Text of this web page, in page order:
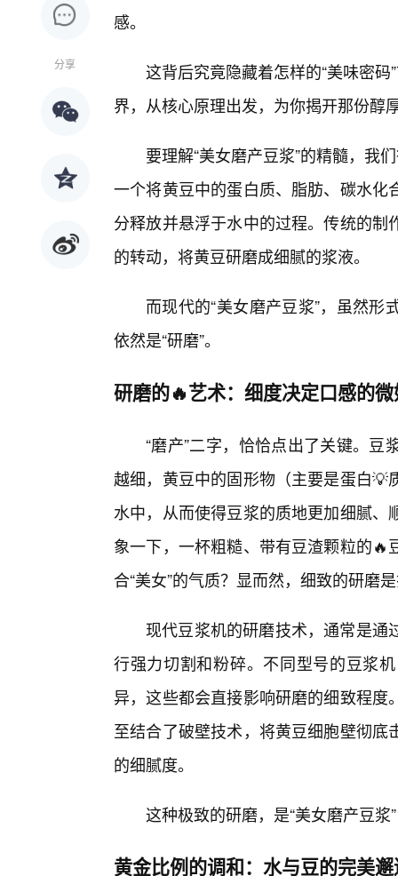
分享
感。
这背后究竟隐藏着怎样的“美味密
界，从核心原理出发，为你揭开那份醇
要理解“美女磨产豆浆”的精髓，我
一个将黄豆中的蛋白质、脂肪、碳水
分释放并悬浮于水中的过程。传统的
的转动，将黄豆研磨成细腻的浆液。
而现代的“美女磨产豆浆”，虽然
依然是“研磨”。
研磨的🔥艺术：细度决定口感的
“磨产”二字，恰恰点出了关键。
越细，黄豆中的固形物（主要是蛋白
水中，从而使得豆浆的质地更加细腻
象一下，一杯粗糙、带有豆渣颗粒的
合“美女”的气质？显而然，细致的研磨
现代豆浆机的研磨技术，通常是通
行强力切割和粉碎。不同型号的豆浆
异，这些都会直接影响研磨的细致程
至结合了破壁技术，将黄豆细胞壁彻
的细腻度。
这种极致的研磨，是“美女磨产豆
黄金比例的调和：水与豆的完美